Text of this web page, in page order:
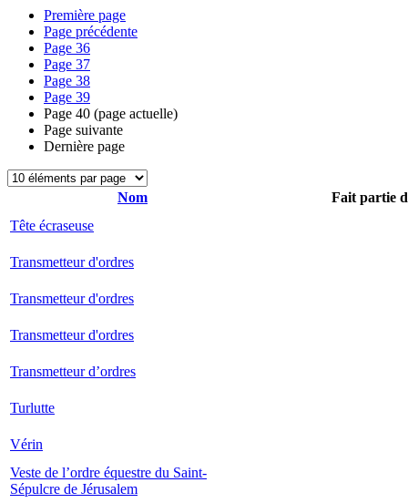
Première page
Page précédente
Page 36
Page 37
Page 38
Page 39
Page 40 (page actuelle)
Page suivante
Dernière page
Nom
Fait partie
Tête écraseuse
Transmetteur d'ordres
Transmetteur d'ordres
Transmetteur d'ordres
Transmetteur d’ordres
Turlutte
Vérin
Veste de l’ordre équestre du Saint-
Sépulcre de Jérusalem